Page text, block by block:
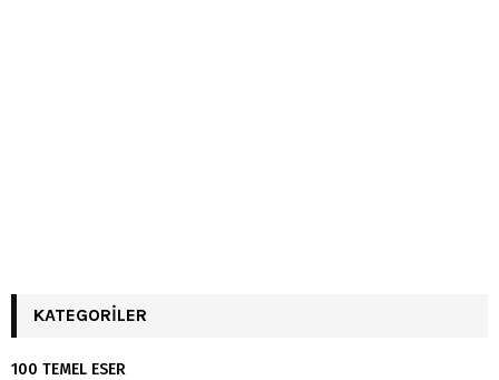
KATEGORILER
100 TEMEL ESER